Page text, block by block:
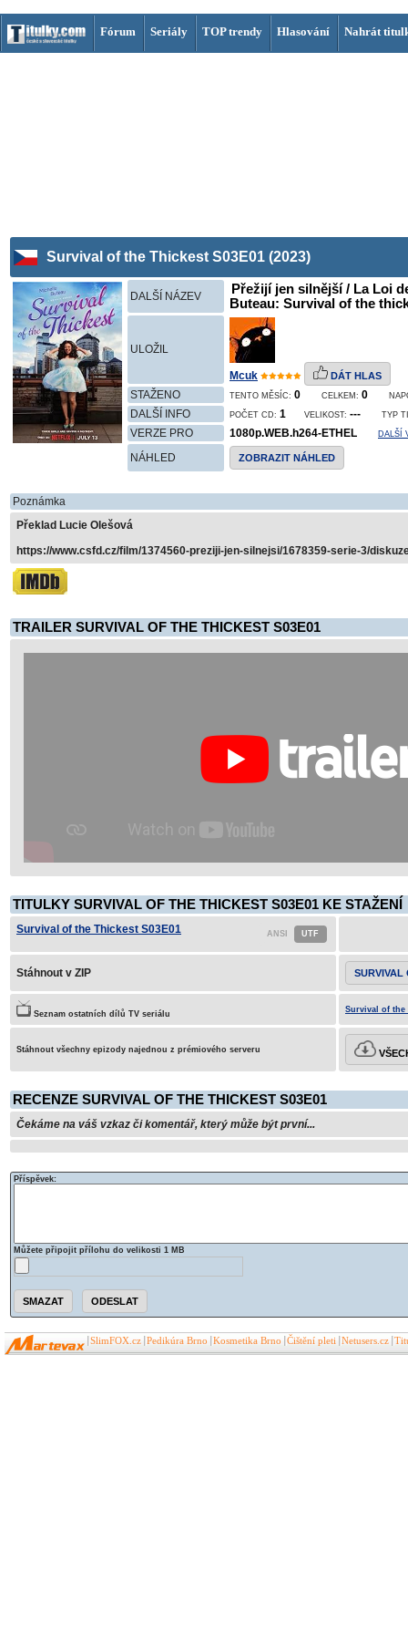
Fórum Seriály TOP trendy Hlasování Nahrát
Survival of the Thickest S03E01 (2023)
DALŠÍ NÁZEV
Přežijí jen silnější / La Loi
Buteau: Survival of the
ULOŽIL
Mcuk DÁT HLAS
STAŽENO TENTO MĚSÍC: 0 CELKEM: 0
DALŠÍ INFO POČET CD: 1 VELIKOST: --- TYP
VERZE PRO 1080p.WEB.h264-ETHEL DALŠÍ
NÁHLED ZOBRAZIT NÁHLED
Poznámka
Překlad Lucie Olešová
https://www.csfd.cz/film/1374560-preziji-jen-silnejsi/1678359-serie-3/
TRAILER SURVIVAL OF THE THICKEST S03E01
TITULKY SURVIVAL OF THE THICKEST S03E01 KE STAŽENÍ
Survival of the Thickest S03E01
Stáhnout v ZIP SURVIVAL
Seznam ostatních dílů TV seriálu Survival of the
Stáhnout všechny epizody najednou z prémiového serveru
RECENZE SURVIVAL OF THE THICKEST S03E01
Čekáme na váš vzkaz či komentář, který může být první...
Příspěvek:
Můžete připojit přílohu do velikosti 1 MB
SlimFOX.cz Pedikúra Brno Kosmetika Brno Čištění pleti Netusers.cz